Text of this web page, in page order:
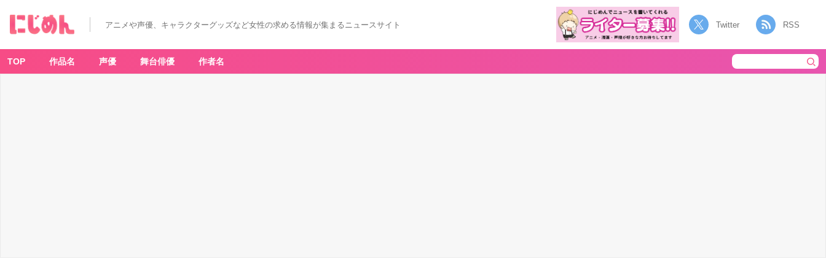
アニメや声優、キャラクターグッズなど女性の求める情報が集まるニュースサイト Twitter RSS
TOP 作品名 声優 舞台俳優 作者名